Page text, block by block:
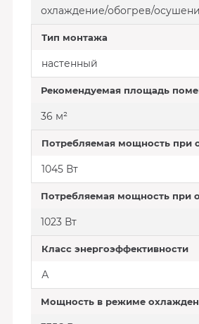
охлаждение/обогрев/
Тип монтажа
настенный
Рекомендуемая площадь
36 м²
Потребляемая мощность при
1045 Вт
Потребляемая мощность при
1023 Вт
Класс энергоэффективности
А
Мощность в режиме